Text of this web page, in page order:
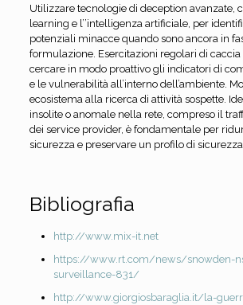
Utilizzare tecnologie di deception avanzate,
learning e l’’intelligenza artificiale, per
potenziali minacce quando sono ancora in
formulazione. Esercitazioni regolari di
cercare in modo proattivo gli indicatori di
e le vulnerabilità all’interno dell’ambiente.
ecosistema alla ricerca di attività sospette.
insolite o anomale nella rete, compreso il
dei service provider, è fondamentale per
sicurezza e preservare un profilo di sicurezza
Bibliografia
http://www.mix-it.net
https://www.rt.com/news/snowden-
surveillance-831/
http://www.giorgiosbaraglia.it/la-